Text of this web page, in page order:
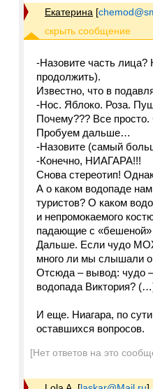
Екатерина [
-Назовите часть лица?
продолжить).
Известно, что в
-Нос. Яблоко. Роза.
Почему??? Все
Пробуем дальше…
-Назовите (самый
-Конечно, НИАГАРА!!!
Снова стереотип!
А о каком водопаде
туристов? О каком
и непромокаемого
падающие с
Дальше. Если чудо
много ли мы слышали
Отсюда – вывод: чудо
водопада Виктория?
И еще. Ниагара, по
оставшихся вопросов.
[Нет ответов на это